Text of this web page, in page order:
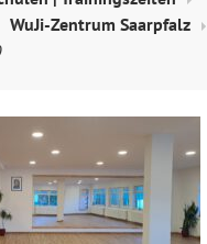
WuJi-Zentrum Saarpfalz